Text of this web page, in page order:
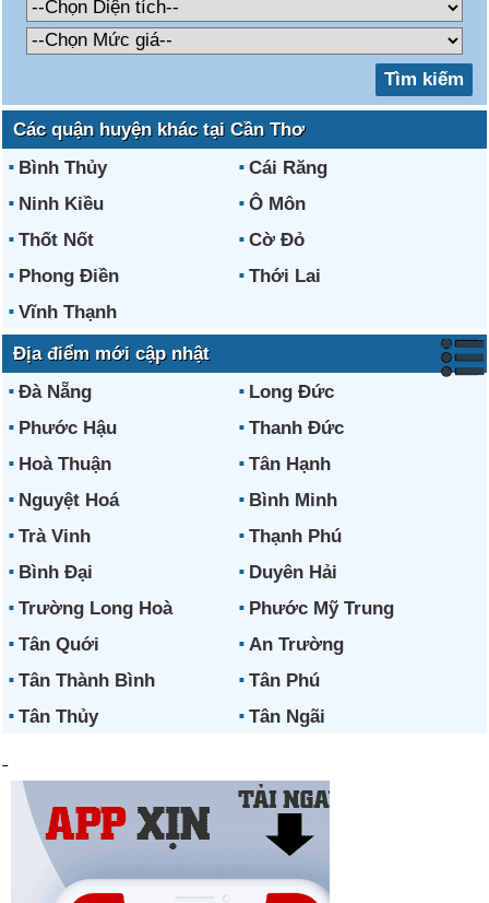
Các quận huyện khác tại Cần Thơ
Bình Thủy
Cái Răng
Ninh Kiều
Ô Môn
Thốt Nốt
Cờ Đỏ
Phong Điền
Thới Lai
Vĩnh Thạnh
Địa điểm mới cập nhật
Đà Nẵng
Long Đức
Phước Hậu
Thanh Đức
Hoà Thuận
Tân Hạnh
Nguyệt Hoá
Bình Minh
Trà Vinh
Thạnh Phú
Bình Đại
Duyên Hải
Trường Long Hoà
Phước Mỹ Trung
Tân Quới
An Trường
Tân Thành Bình
Tân Phú
Tân Thủy
Tân Ngãi